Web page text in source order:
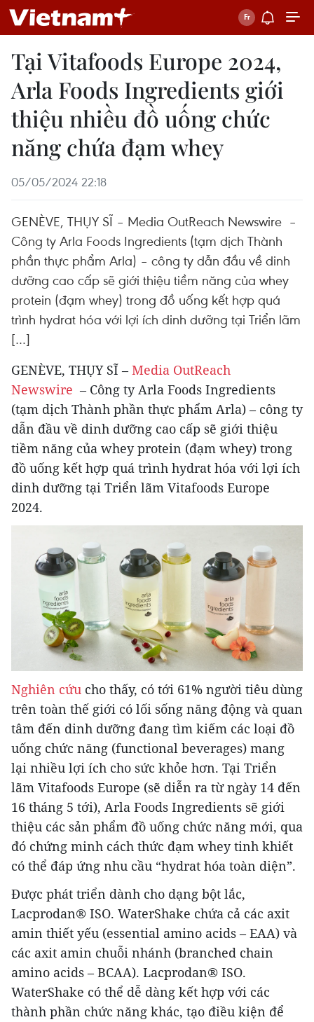
Tại Vitafoods Europe 2024,
Arla Foods Ingredients giới
thiệu nhiều đồ uống chức
năng chứa đạm whey
05/05/2024 22:18
GENÈVE, THỤY SĨ – Media OutReach Newswire –
Công ty Arla Foods Ingredients (tạm dịch Thành
phần thực phẩm Arla) – công ty dẫn đầu về dinh
dưỡng cao cấp sẽ giới thiệu tiềm năng của whey
protein (đạm whey) trong đồ uống kết hợp quá
trình hydrat hóa với lợi ích dinh dưỡng tại Triển lãm
[…]
GENÈVE, THỤY SĨ – Media OutReach
Newswire – Công ty Arla Foods Ingredients
(tạm dịch Thành phần thực phẩm Arla) – công ty
dẫn đầu về dinh dưỡng cao cấp sẽ giới thiệu
tiềm năng của whey protein (đạm whey) trong
đồ uống kết hợp quá trình hydrat hóa với lợi ích
dinh dưỡng tại Triển lãm Vitafoods Europe
2024.
Nghiên cứu cho thấy, có tới 61% người tiêu dùng
trên toàn thế giới có lối sống năng động và quan
tâm đến dinh dưỡng đang tìm kiếm các loại đồ
uống chức năng (functional beverages) mang
lại nhiều lợi ích cho sức khỏe hơn. Tại Triển
lãm Vitafoods Europe (sẽ diễn ra từ ngày 14 đến
16 tháng 5 tới), Arla Foods Ingredients sẽ giới
thiệu các sản phẩm đồ uống chức năng mới, qua
đó chứng minh cách thức đạm whey tinh khiết
có thể đáp ứng nhu cầu “hydrat hóa toàn diện”.
Được phát triển dành cho dạng bột lắc,
Lacprodan® ISO. WaterShake chứa cả các axit
amin thiết yếu (essential amino acids – EAA) và
các axit amin chuỗi nhánh (branched chain
amino acids – BCAA). Lacprodan® ISO.
WaterShake có thể dễ dàng kết hợp với các
thành phần chức năng khác, tạo điều kiện để